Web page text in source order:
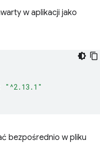
w aplikacji jako
"^2.13.1"
bezpośrednio w pliku